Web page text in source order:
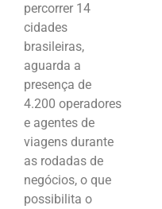
percorrer 14
cidades
brasileiras,
aguarda a
presença de
4.200 operadores
e agentes de
viagens durante
as rodadas de
negócios, o que
possibilita o